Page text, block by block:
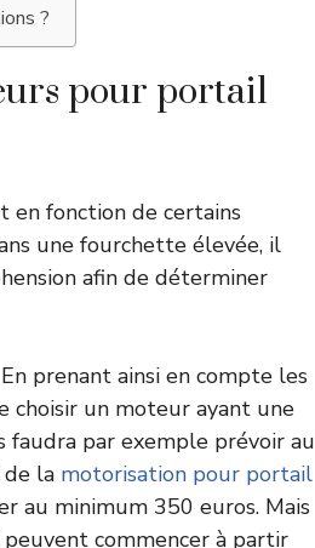
?
pour portail
en fonction de certains
une fourchette élevée, il
afin de déterminer
prenant ainsi en compte les
choisir un moteur ayant une
faudra par exemple prévoir au
de la motorisation pour portail
au minimum 350 euros. Mais
commencer à partir